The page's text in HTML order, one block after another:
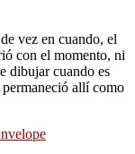
vez en cuando, el
con el momento, ni
dibujar cuando es
allí como